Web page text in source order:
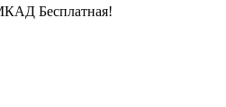
Бесплатная!